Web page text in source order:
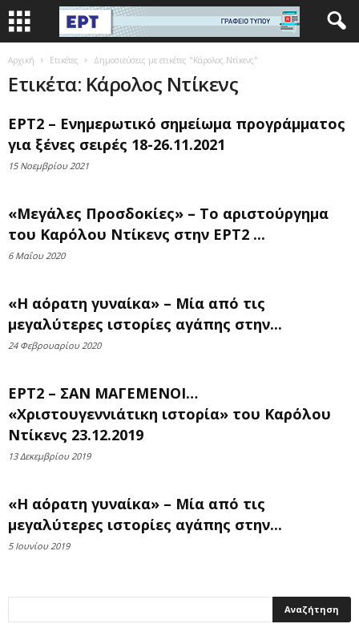
Αρχική Ετικέτες Δημοσιεύσεις με ετικέτες "Κάρολος Ντίκενς"
Ετικέτα: Κάρολος Ντίκενς
ΕΡΤ2 – Ενημερωτικό σημείωμα προγράμματος
για ξένες σειρές 18-26.11.2021
15 Νοεμβρίου 2021
«Μεγάλες Προσδοκίες» – Το αριστούργημα
του Καρόλου Ντίκενς στην ΕΡΤ2 ...
6 Μαΐου 2020
«Η αόρατη γυναίκα» – Μία από τις
μεγαλύτερες ιστορίες αγάπης στην...
24 Φεβρουαρίου 2020
ΕΡΤ2 – ΣΑΝ ΜΑΓΕΜΕΝΟΙ…
«Χριστουγεννιάτικη ιστορία» του Καρόλου
Ντίκενς 23.12.2019
13 Δεκεμβρίου 2019
«Η αόρατη γυναίκα» – Μία από τις
μεγαλύτερες ιστορίες αγάπης στην...
5 Ιουνίου 2019